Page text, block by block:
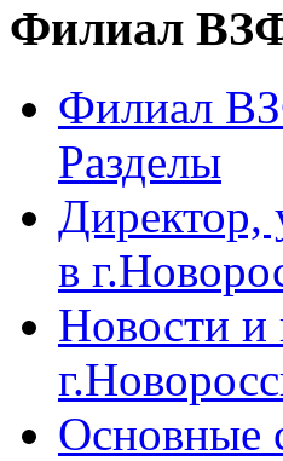
Филиал
Филиал
Разделы
Директор,
в
Новости
Основные